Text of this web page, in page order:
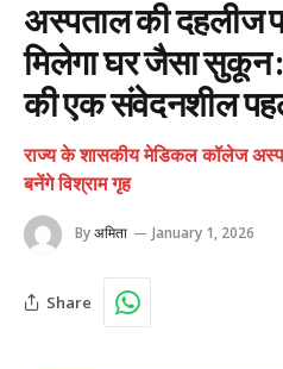
अस्पताल की दहलीज
मिलेगा घर जैसा सुकून
की एक संवेदनशील
राज्य के शासकीय मेडिकल कॉलेज
बनेंगे विश्राम गृह
Byअमिता January 1, 2026
Share